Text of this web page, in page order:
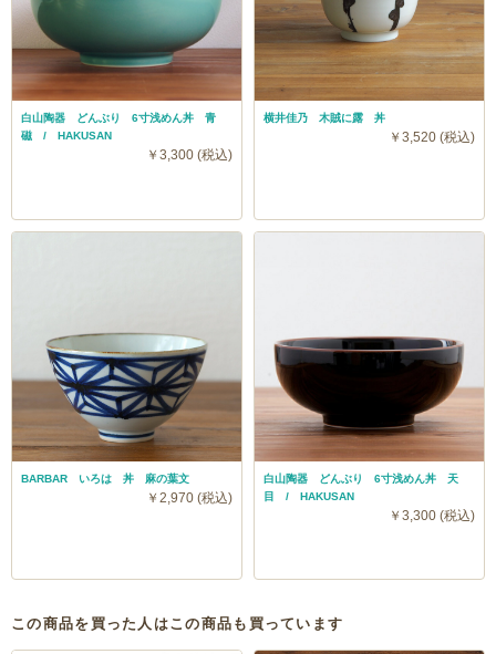
白山陶器 どんぶり 6寸浅めん丼 青
磁 / HAKUSAN
￥3,300 (税込)
横井佳乃 木賊に露 丼
￥3,520 (税込)
BARBAR いろは 丼 麻の葉文
￥2,970 (税込)
白山陶器 どんぶり 6寸浅めん丼 天
目 / HAKUSAN
￥3,300 (税込)
この商品を買った人はこの商品も買っています